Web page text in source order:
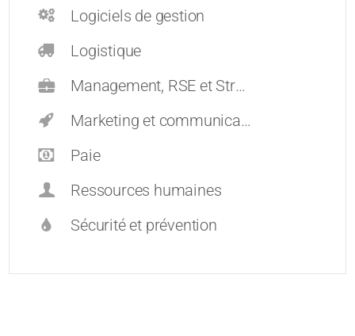
Logiciels de gestion
Logistique
Management, RSE et Stratégie
Marketing et communication
Paie
Ressources humaines
Sécurité et prévention